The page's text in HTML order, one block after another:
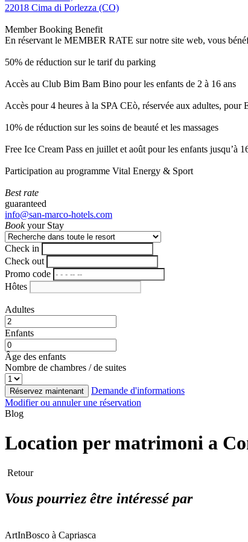
22018 Cima di Porlezza (CO)
Member Booking Benefit
En réservant le MEMBER RATE sur notre site web, vous
50% de réduction sur le tarif du parking
Accès au Club Bim Bam Bino pour les enfants de 2 à 16 ans
Accès pour 4 heures à la SPA CEò, réservée aux adultes,
10% de réduction sur les soins de beauté et les massages
Free Ice Cream Pass en juillet et août pour les enfants jusqu’à
Participation au programme Vital Energy & Sport
Best rate
guaranteed
info@san-marco-hotels.com
Bookyour Stay
Check in
Check out
Promo code
Hôtes
Adultes
Enfants
Âge des enfants
Nombre de chambres / de suites
Réservez maintenant
Demande d'informations
Modifier ou annuler une réservation
Blog
Location per matrimoni a
Retour
Vous pourriez être intéressé par
ArtInBosco à Capriasca